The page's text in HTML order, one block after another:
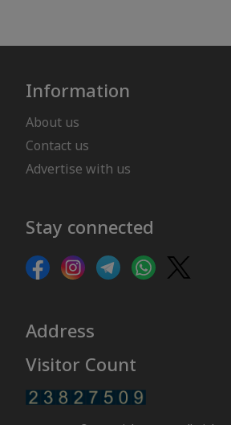
Information
About us
Contact us
Advertise with us
Stay connected
Address
Visitor Count